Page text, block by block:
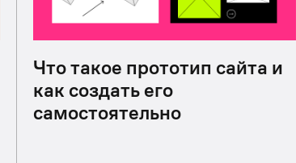
Что такое прототип сайта и
как создать его
самостоятельно